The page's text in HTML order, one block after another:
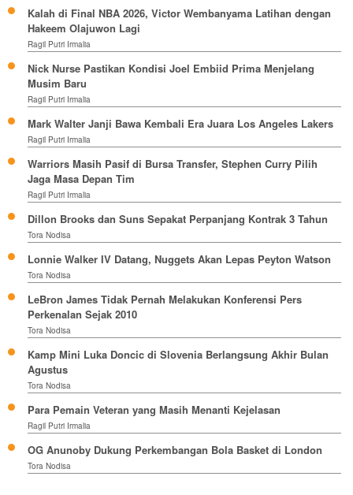
Kalah di Final NBA 2026, Victor Wembanyama Latihan dengan
Hakeem Olajuwon Lagi
Ragil Putri Irmalia
Nick Nurse Pastikan Kondisi Joel Embiid Prima Menjelang
Musim Baru
Ragil Putri Irmalia
Mark Walter Janji Bawa Kembali Era Juara Los Angeles Lakers
Ragil Putri Irmalia
Warriors Masih Pasif di Bursa Transfer, Stephen Curry Pilih
Jaga Masa Depan Tim
Ragil Putri Irmalia
Dillon Brooks dan Suns Sepakat Perpanjang Kontrak 3 Tahun
Tora Nodisa
Lonnie Walker IV Datang, Nuggets Akan Lepas Peyton Watson
Tora Nodisa
LeBron James Tidak Pernah Melakukan Konferensi Pers
Perkenalan Sejak 2010
Tora Nodisa
Kamp Mini Luka Doncic di Slovenia Berlangsung Akhir Bulan
Agustus
Tora Nodisa
Para Pemain Veteran yang Masih Menanti Kejelasan
Ragil Putri Irmalia
OG Anunoby Dukung Perkembangan Bola Basket di London
Tora Nodisa